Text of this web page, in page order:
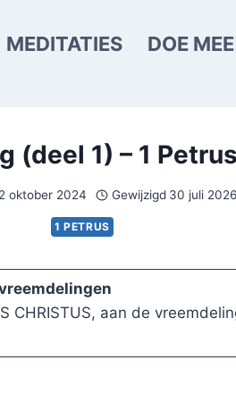
MEDITATIES DOE
(deel 1) – 1
2 oktober 2024 Gewijzigd 30 juli 2026
1 PETRUS
CHRISTUS, aan de